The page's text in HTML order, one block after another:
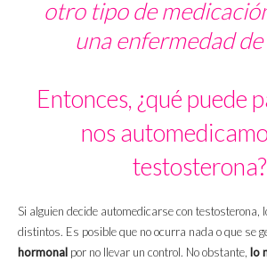
otro tipo de
una enfermedad de
Entonces, ¿qué puede
nos
testosterona?
Si alguien decide automedicarse con testosterona,
distintos. Es posible que no ocurra nada o que se
hormonal por no llevar un control. No obstante, lo